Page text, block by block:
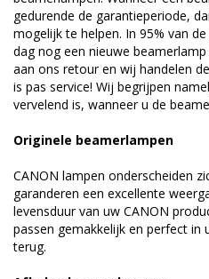
gedurende de garantieperiode,
mogelijk te helpen. In 95% van
dag nog een nieuwe
aan ons retour en wij handelen
is pas service! Wij begrijpen
vervelend is, wanneer u de
Originele beamerlampen
CANON lampen onderscheiden
garanderen een excellente
levensduur van uw CANON
passen gemakkelijk en perfect in
terug.